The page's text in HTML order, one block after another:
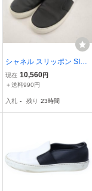
シャネル スリッポン SIZE
35 ブラック×ホワイト レ
ディース 古着 CHANEL
現在 10,560円
＋送料990円
入札 - 残り 23時間